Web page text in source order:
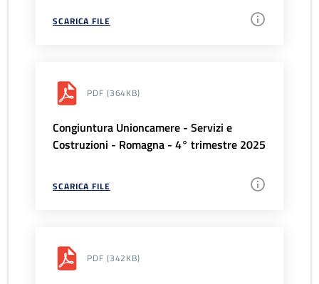
SCARICA FILE
PDF (364KB)
Congiuntura Unioncamere - Servizi e
Costruzioni - Romagna - 4° trimestre 2025
SCARICA FILE
PDF (342KB)